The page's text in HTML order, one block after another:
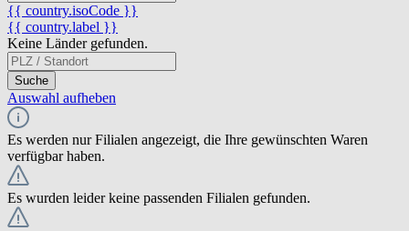
{{ country.isoCode }}
{{ country.label }}
Keine Länder gefunden.
Suche
Auswahl aufheben
Es werden nur Filialen angezeigt, die Ihre gewünschten Waren
verfügbar haben.
Es wurden leider keine passenden Filialen gefunden.